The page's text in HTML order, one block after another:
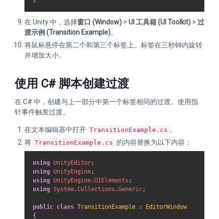
在 Unity 中，选择窗口 (Window) > UI 工具箱 (UI Toolkit) > 过
渡示例 (Transition Example)。
将鼠标悬停在第二个和第三个标签上。标签在三秒钟内旋转
并增加大小。
使用 C# 脚本创建过渡
在 C# 中，创建与上一部分中第一个标签相同的过渡。使用指
针事件触发过渡。
在文本编辑器中打开 TransitionExample.cs 。
将 TransitionExample.cs 的内容替换为以下内容：
using UnityEditor;
using UnityEngine;
using UnityEngine .UIElements ;
using System .Collections .Generic;
public class TransitionExample :
EditorWindow
{